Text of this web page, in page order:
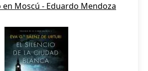
Moscú - Eduardo Mendoza